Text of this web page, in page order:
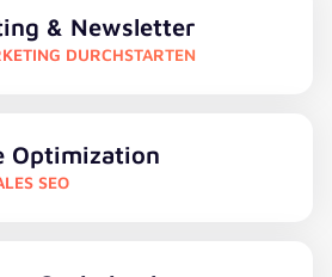
& Newsletter
DURCHSTARTEN
durchstarten
Optimization
SEO